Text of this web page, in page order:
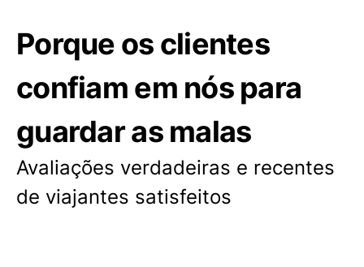
Porque os clientes
confiam em nós para
guardar as malas
Avaliações verdadeiras e recentes
de viajantes satisfeitos